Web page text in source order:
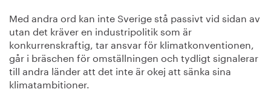
Med andra ord kan inte Sverige stå passivt vid sidan av
utan det kräver en industripolitik som är
konkurrenskraftig, tar ansvar för klimatkonventionen,
går i bräschen för omställningen och tydligt signalerar
till andra länder att det inte är okej att sänka sina
klimatambitioner.